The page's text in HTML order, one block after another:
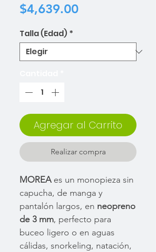
$4,639.00Precio
Talla (Edad) *
Agregar al Carrito
Realizar compra
MOREAes un monopieza sin
capucha, de manga y
pantalón largos, en neopreno
de 3 mm, perfecto para
buceo ligero o en aguas
cálidas, snorkeling, natación,